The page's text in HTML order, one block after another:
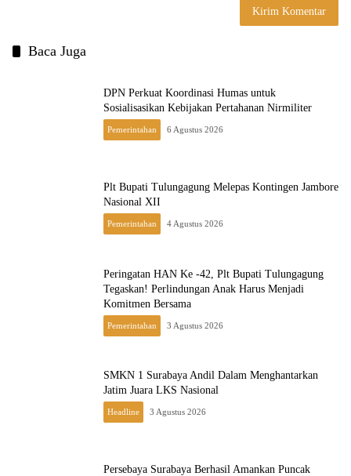
Baca Juga
DPN Perkuat Koordinasi Humas untuk
Sosialisasikan Kebijakan Pertahanan Nirmiliter
Pemerintahan 6 Agustus 2026
Plt Bupati Tulungagung Melepas Kontingen Jambore
Nasional XII
Pemerintahan 4 Agustus 2026
Peringatan HAN Ke -42, Plt Bupati Tulungagung
Tegaskan! Perlindungan Anak Harus Menjadi
Komitmen Bersama
Pemerintahan 3 Agustus 2026
SMKN 1 Surabaya Andil Dalam Menghantarkan
Jatim Juara LKS Nasional
Headline 3 Agustus 2026
Persebaya Surabaya Berhasil Amankan Puncak